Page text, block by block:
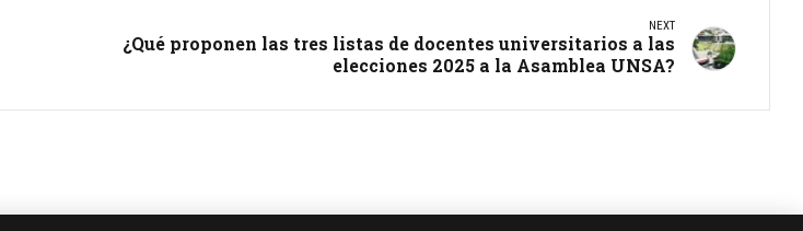
NEXT
¿Qué proponen las tres listas de docentes universitarios a las
elecciones 2025 a la Asamblea UNSA?